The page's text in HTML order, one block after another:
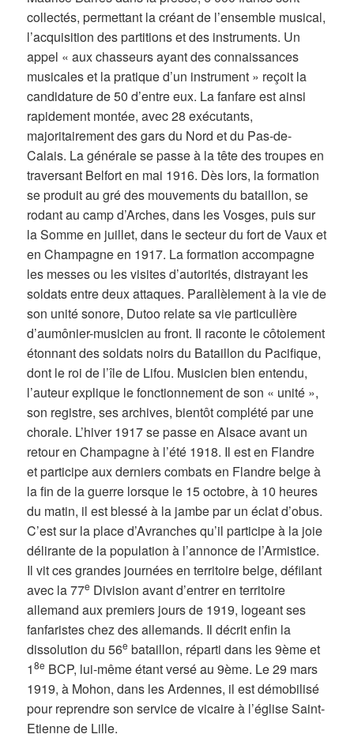
collectés, permettant la créant de l’ensemble musical,
l’acquisition des partitions et des instruments. Un
appel « aux chasseurs ayant des connaissances
musicales et la pratique d’un instrument » reçoit la
candidature de 50 d’entre eux. La fanfare est ainsi
rapidement montée, avec 28 exécutants,
majoritairement des gars du Nord et du Pas-de-
Calais. La générale se passe à la tête des troupes en
traversant Belfort en mai 1916. Dès lors, la formation
se produit au gré des mouvements du bataillon, se
rodant au camp d’Arches, dans les Vosges, puis sur
la Somme en juillet, dans le secteur du fort de Vaux et
en Champagne en 1917. La formation accompagne
les messes ou les visites d’autorités, distrayant les
soldats entre deux attaques. Parallèlement à la vie de
son unité sonore, Dutoo relate sa vie particulière
d’aumônier-musicien au front. Il raconte le côtoiement
étonnant des soldats noirs du Bataillon du Pacifique,
dont le roi de l’île de Lifou. Musicien bien entendu,
l’auteur explique le fonctionnement de son « unité »,
son registre, ses archives, bientôt complété par une
chorale. L’hiver 1917 se passe en Alsace avant un
retour en Champagne à l’été 1918. Il est en Flandre
et participe aux derniers combats en Flandre belge à
la fin de la guerre lorsque le 15 octobre, à 10 heures
du matin, il est blessé à la jambe par un éclat d’obus.
C’est sur la place d’Avranches qu’il participe à la joie
délirante de la population à l’annonce de l’Armistice.
Il vit ces grandes journées en territoire belge, défilant
avec la 77e Division avant d’entrer en territoire
allemand aux premiers jours de 1919, logeant ses
fanfaristes chez des allemands. Il décrit enfin la
dissolution du 56e bataillon, réparti dans les 9ème et
18e BCP, lui-même étant versé au 9ème. Le 29 mars
1919, à Mohon, dans les Ardennes, il est démobilisé
pour reprendre son service de vicaire à l’église Saint-
Etienne de Lille.